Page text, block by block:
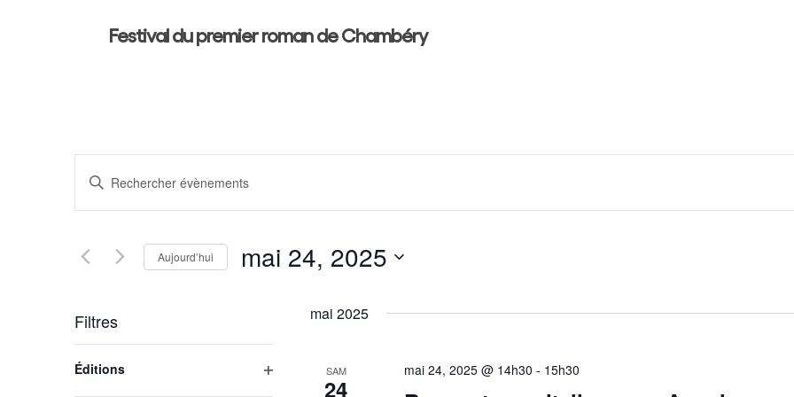
Festival du premier roman de Chambéry
Recherche
Et
Navigation
Vues
Saisir
Évènements
clé.
Aujourd’hui mai 24, 2025
Filtres
modification
Éditions
mai 2025
SAM
24
mai 24, 2025 @ 14h30 - 15h30